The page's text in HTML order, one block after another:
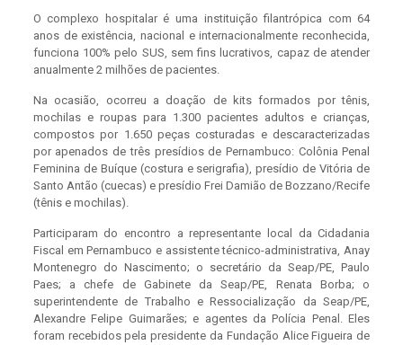
O complexo hospitalar é uma instituição filantrópica com 64
anos de existência, nacional e internacionalmente reconhecida,
funciona 100% pelo SUS, sem fins lucrativos, capaz de atender
anualmente 2 milhões de pacientes.
Na ocasião, ocorreu a doação de kits formados por tênis,
mochilas e roupas para 1.300 pacientes adultos e crianças,
compostos por 1.650 peças costuradas e descaracterizadas
por apenados de três presídios de Pernambuco: Colônia Penal
Feminina de Buíque (costura e serigrafia), presídio de Vitória de
Santo Antão (cuecas) e presídio Frei Damião de Bozzano/Recife
(tênis e mochilas).
Participaram do encontro a representante local da Cidadania
Fiscal em Pernambuco e assistente técnico-administrativa, Anay
Montenegro do Nascimento; o secretário da Seap/PE, Paulo
Paes; a chefe de Gabinete da Seap/PE, Renata Borba; o
superintendente de Trabalho e Ressocialização da Seap/PE,
Alexandre Felipe Guimarães; e agentes da Polícia Penal. Eles
foram recebidos pela presidente da Fundação Alice Figueira de